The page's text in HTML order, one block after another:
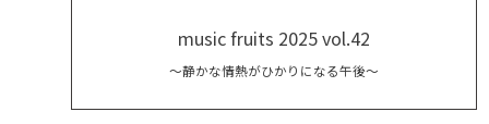
music fruits 2025 vol.42
～静かな情熱がひかりになる午後～